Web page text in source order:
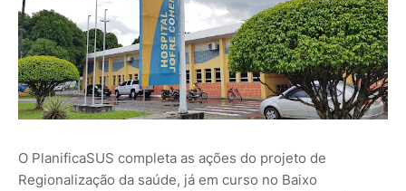
O PlanificaSUS completa as ações do projeto de
Regionalização da saúde, já em curso no Baixo